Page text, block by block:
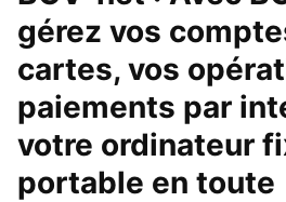
gérez vos
cartes, vos
paiements par
votre ordinateur
portable en toute